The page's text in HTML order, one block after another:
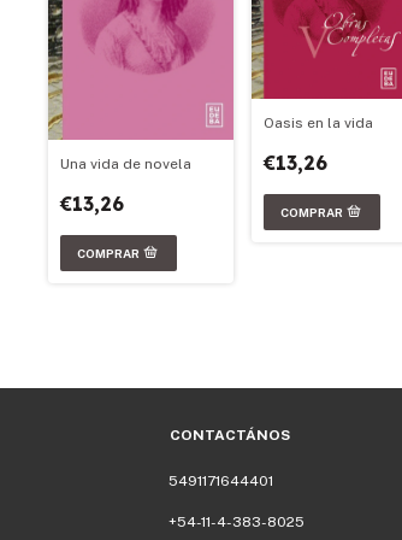
Una vida de novela
€13,26
Oasis en la vida
€13,26
CONTACTÁNOS
5491171644401
+54-11-4-383-8025